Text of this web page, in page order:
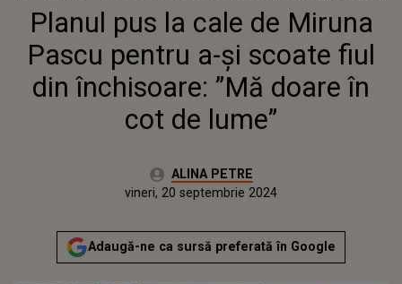
PENTRU A-ȘI SCOATE FIUL DIN
ÎNCHISOARE: ”MĂ DOARE ÎN COT DE LUME”
Planul pus la cale de Miruna
Pascu pentru a-și scoate fiul
din închisoare: ”Mă doare în
cot de lume”
Autor:ALINA PETRE
miercuri, 20 septembrie 2023
Actualizat:
vineri, 20 septembrie 2024
Adaugă-ne ca sursă preferată în Google